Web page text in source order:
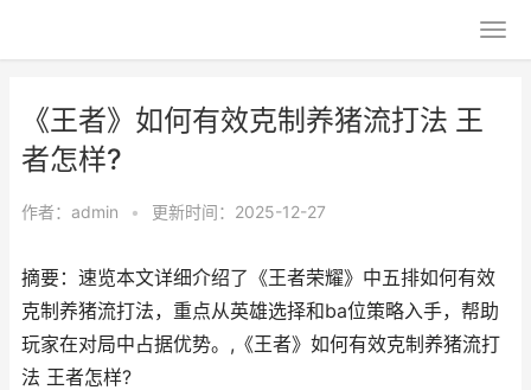
《王者》如何有效克制养猪流打法 王
者怎样?
作者： admin • 更新时间：2025-12-27
摘要：速览本文详细介绍了《王者荣耀》中五排如何有效
克制养猪流打法，重点从英雄选择和ba位策略入手，帮助
玩家在对局中占据优势。,《王者》如何有效克制养猪流打
法 王者怎样?